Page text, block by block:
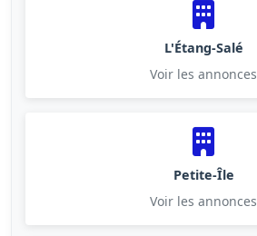
L'Étang-Salé
Voir les annonces
Petite-Île
Voir les annonces